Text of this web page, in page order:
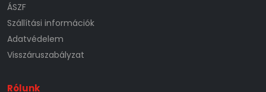
ÁSZF
Szállítási információk
Adatvédelem
Visszáruszabályzat
Rólunk